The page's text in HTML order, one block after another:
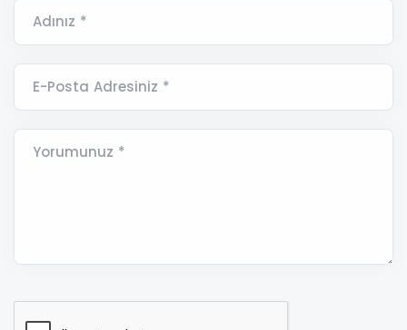
Adınız *
E-Posta Adresiniz *
Yorumunuz *